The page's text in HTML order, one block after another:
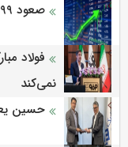
صعود ۹۹ هزار واحدی شاخص بورس
فولاد
نمی‌کند
حسین